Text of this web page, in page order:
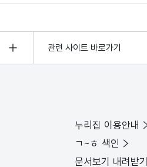
관련 사이트 바로가기
누리집 이용안내
ㄱ~ㅎ 색인
문서보기 내려받기